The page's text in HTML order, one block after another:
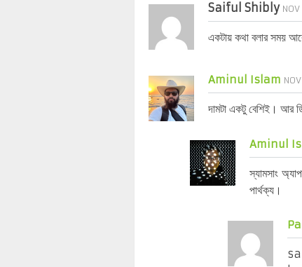
Saiful Shibly
একটায় কথা বলার সময়
Aminul Islam
দামটা একটু বেশিই। আর
Aminul
স্যামসাং
পার্থক্য।